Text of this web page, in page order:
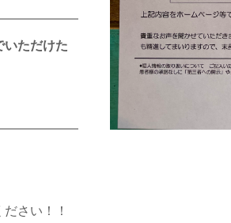
いただけた
さい！！